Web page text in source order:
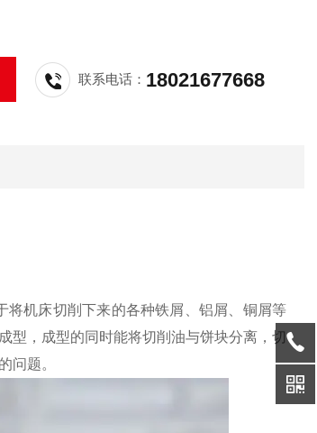
联系电话： 18021677668
将机床切削下来的各种铁屑、铝屑、铜屑等
型，成型的同时能将切削油与饼块分离，切
问题。